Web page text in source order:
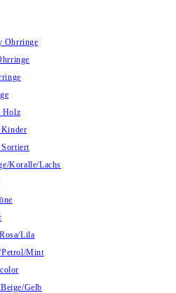
Ohrringe
Holz
Sortiert
Koralle/Lachs
Lila
Mint
Gelb